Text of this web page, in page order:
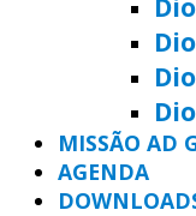
MISSÃO AD
AGENDA